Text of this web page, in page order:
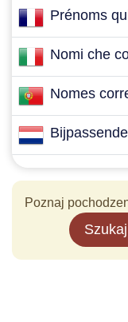
Prénoms
Nomi che
Nomes
Poznaj